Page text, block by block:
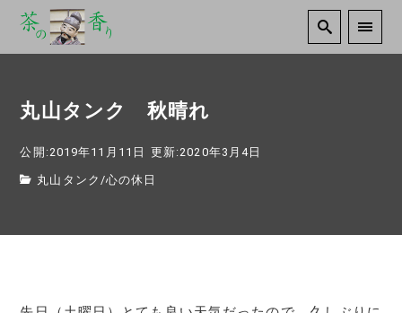
丸山タンク 秋晴れ
公開:2019年11月11日 更新:2020年3月4日
丸山タンク /心の休日